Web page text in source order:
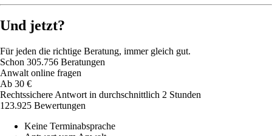
Und jetzt?
Für jeden die richtige Beratung, immer gleich gut.
Schon 305.756 Beratungen
Anwalt online fragen
Ab 30 €
Rechtssichere Antwort in durchschnittlich 2 Stunden
123.925 Bewertungen
Keine Terminabsprache